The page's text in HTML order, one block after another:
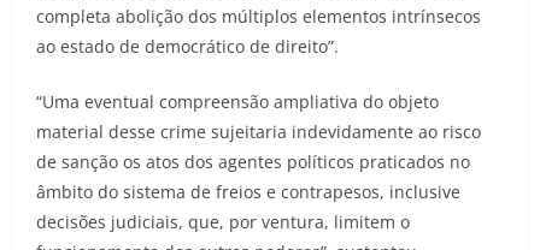
completa abolição dos múltiplos elementos intrínsecos
ao estado de democrático de direito”.
“Uma eventual compreensão ampliativa do objeto
material desse crime sujeitaria indevidamente ao risco
de sanção os atos dos agentes políticos praticados no
âmbito do sistema de freios e contrapesos, inclusive
decisões judiciais, que, por ventura, limitem o